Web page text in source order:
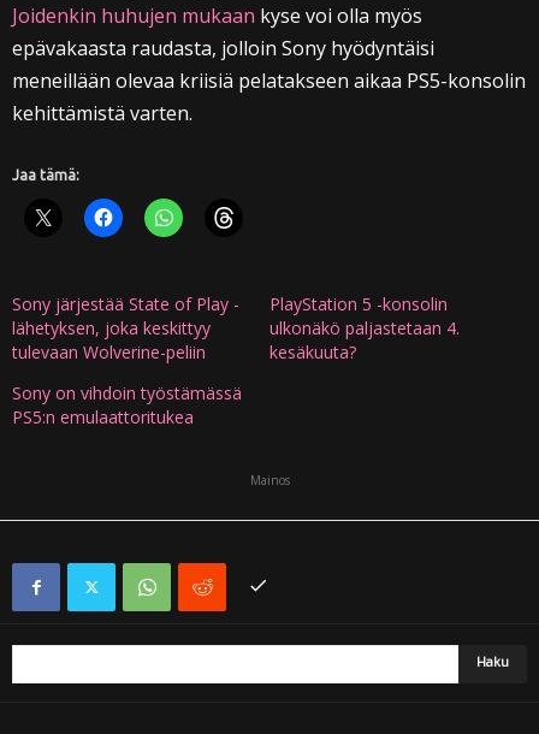
Joidenkin huhujen mukaan kyse voi olla myös
epävakaasta raudasta, jolloin Sony hyödyntäisi
meneillään olevaa kriisiä pelatakseen aikaa PS5-konsolin
kehittämistä varten.
Jaa tämä:
Sony järjestää State of Play -
lähetyksen, joka keskittyy
tulevaan Wolverine-peliin
PlayStation 5 -konsolin
ulkonäkö paljastetaan 4.
kesäkuuta?
Sony on vihdoin työstämässä
PS5:n emulaattoritukea
Mainos